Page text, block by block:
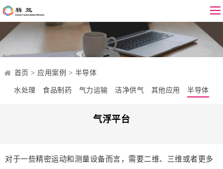
首页 > 应用案例 > 半导体
水处理 食品制药 气力运输 洁净供气 其他应用 半导体
气浮平台
对于一些精密运动和测量设备而言，需要二维、三维或者更多